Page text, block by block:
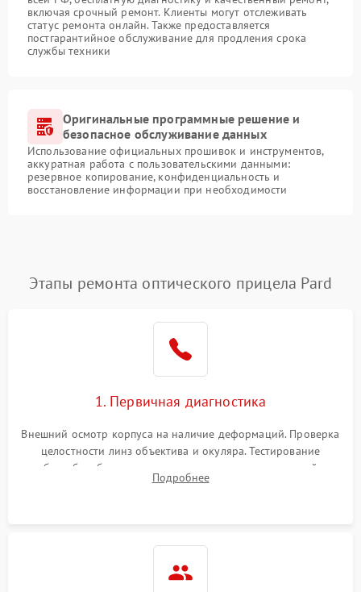
включая срочный ремонт. Клиенты могут отслеживать
статус ремонта онлайн. Также предоставляется
постгарантийное обслуживание для продления срока
службы техники
Оригинальные программные решение и
безопасное обслуживание данных
Использование официальных прошивок и инструментов,
аккуратная работа с пользовательскими данными:
резервное копирование, конфиденциальность и
восстановление информации при необходимости
Этапы ремонта оптического прицела Pard
1. Первичная диагностика
Внешний осмотр корпуса на наличие деформаций. Проверка
целостности линз объектива и окуляра. Тестирование
работы барабанчиков ввода поправок, кольца отстройки
параллакса и зума. Выявление сколов, внутренних
Подробнее